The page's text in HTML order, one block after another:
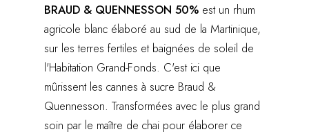
BRAUD & QUENNESSON 50% est un rhum
agricole blanc élaboré au sud de la Martinique,
sur les terres fertiles et baignées de soleil de
l'Habitation Grand-Fonds. C'est ici que
mûrissent les cannes à sucre Braud &
Quennesson. Transformées avec le plus grand
soin par le maître de chai pour élaborer ce